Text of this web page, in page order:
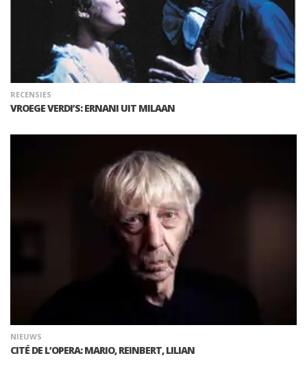
RECENSIES
VROEGE VERDI’S: ERNANI UIT MILAAN
NIEUWS
CITÉ DE L’OPERA: MARIO, REINBERT, LILIAN